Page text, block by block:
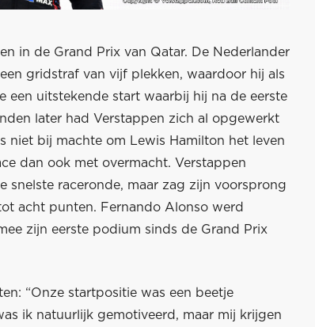
in de Grand Prix van Qatar. De Nederlander
gridstraf van vijf plekken, waardoor hij als
een uitstekende start waarbij hij na de eerste
later had Verstappen zich al opgewerkt
niet bij machte om Lewis Hamilton het leven
dan ook met overmacht. Verstappen
snelste raceronde, maar zag zijn voorsprong
acht punten. Fernando Alonso werd
zijn eerste podium sinds de Grand Prix
“Onze startpositie was een beetje
ik natuurlijk gemotiveerd, maar mij krijgen